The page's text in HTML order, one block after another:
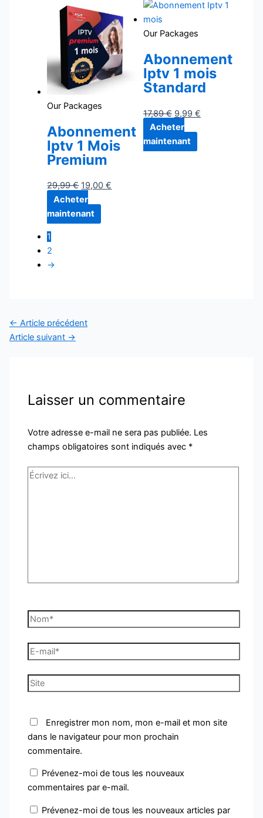
Our Packages
Abonnement
Iptv 1 Mois
Premium
29,99€ 19,00€
Acheter
maintenant
Our Packages
Abonnement
Iptv 1 mois
Standard
17,89€ 9,99 €
Acheter
maintenant
1
2
→
← Article précédent
Article suivant →
Laisser un commentaire
Votre adresse e-mail ne sera pas publiée. Les
champs obligatoires sont indiqués avec *
Écrivez
Nom*
E-
mail*
Site
Enregistrer mon nom, mon e-mail et mon site
dans le navigateur pour mon prochain
commentaire.
Prévenez-moi de tous les nouveaux
commentaires par e-mail.
Prévenez-moi de tous les nouveaux articles par